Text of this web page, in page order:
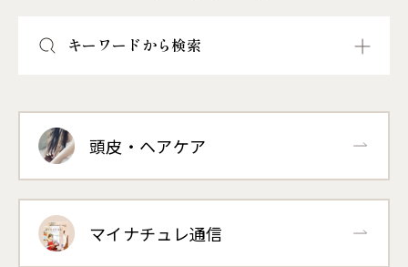
キーワードから検索
頭皮・ヘアケア
マイナチュレ通信